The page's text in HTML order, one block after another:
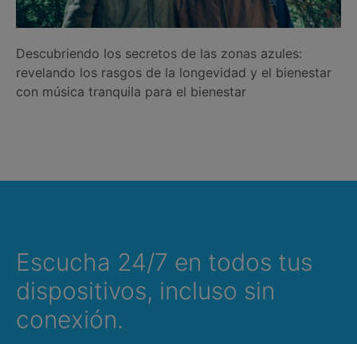
Descubriendo los secretos de las zonas azules:
revelando los rasgos de la longevidad y el bienestar
con música tranquila para el bienestar
Escucha 24/7 en todos tus
dispositivos, incluso sin
conexión.